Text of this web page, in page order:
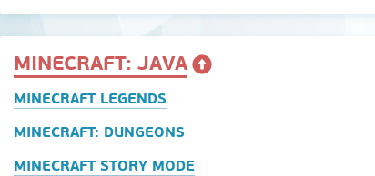
MINECRAFT: JAVA
MINECRAFT LEGENDS
MINECRAFT: DUNGEONS
MINECRAFT STORY MODE